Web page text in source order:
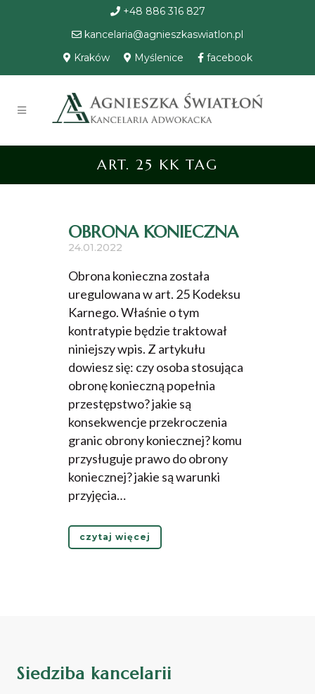
+48 886 316 827
kancelaria@agnieszkaswiatlon.pl
Kraków
Myślenice facebook
ART. 25 KK TAG
OBRONA KONIECZNA
24.01.2022
Obrona konieczna została
uregulowana w art. 25 Kodeksu
Karnego. Właśnie o tym
kontratypie będzie traktował
niniejszy wpis. Z artykułu
dowiesz się: czy osoba stosująca
obronę konieczną popełnia
przestępstwo? jakie są
konsekwencje przekroczenia
granic obrony koniecznej? komu
przysługuje prawo do obrony
koniecznej? jakie są warunki
przyjęcia…
czytaj więcej
Siedziba kancelarii